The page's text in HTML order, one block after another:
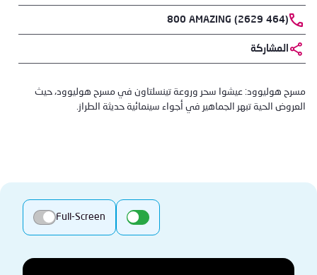
Phone
800 AMAZING (2629 464)
المشاركة
Body
مسرح هوليوود: عيشوا سحر وروعة تينسلتاون في مسرح هوليوود، حيث
العروض الحية تبهر الجماهير في أجواء سينمائية حديثة الطراز.
Full-Screen
Video